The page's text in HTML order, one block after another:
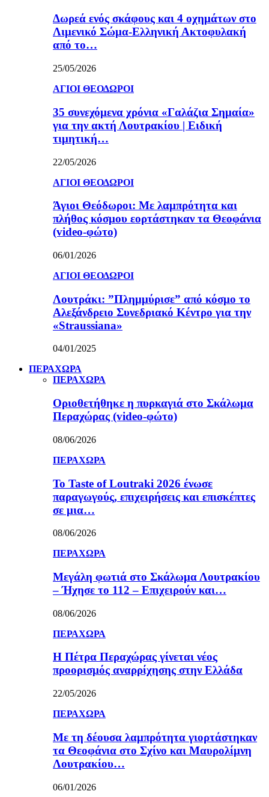
Δωρεά ενός σκάφους και 4 οχημάτων στο
Λιμενικό Σώμα-Ελληνική Ακτοφυλακή
από το…
25/05/2026
ΑΓΙΟΙ ΘΕΟΔΩΡΟΙ
35 συνεχόμενα χρόνια «Γαλάζια Σημαία»
για την ακτή Λουτρακίου | Ειδική
τιμητική…
22/05/2026
ΑΓΙΟΙ ΘΕΟΔΩΡΟΙ
Άγιοι Θεόδωροι: Με λαμπρότητα και
πλήθος κόσμου εορτάστηκαν τα Θεοφάνια
(video-φώτο)
06/01/2026
ΑΓΙΟΙ ΘΕΟΔΩΡΟΙ
Λουτράκι: ”Πλημμύρισε” από κόσμο το
Αλεξάνδρειο Συνεδριακό Κέντρο για την
«Straussiana»
04/01/2025
ΠΕΡΑΧΩΡΑ
ΠΕΡΑΧΩΡΑ
Οριοθετήθηκε η πυρκαγιά στο Σκάλωμα
Περαχώρας (video-φώτο)
08/06/2026
ΠΕΡΑΧΩΡΑ
Το Taste of Loutraki 2026 ένωσε
παραγωγούς, επιχειρήσεις και επισκέπτες
σε μια…
08/06/2026
ΠΕΡΑΧΩΡΑ
Μεγάλη φωτιά στο Σκάλωμα Λουτρακίου
– Ήχησε το 112 – Επιχειρούν και…
08/06/2026
ΠΕΡΑΧΩΡΑ
Η Πέτρα Περαχώρας γίνεται νέος
προορισμός αναρρίχησης στην Ελλάδα
22/05/2026
ΠΕΡΑΧΩΡΑ
Με τη δέουσα λαμπρότητα γιορτάστηκαν
τα Θεοφάνια στο Σχίνο και Μαυρολίμνη
Λουτρακίου…
06/01/2026